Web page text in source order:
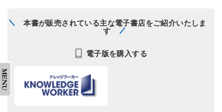
本書が販売されている主な電子書店をご紹介いたしま
す
電子版を購入する